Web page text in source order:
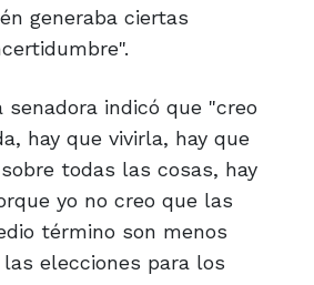
generaba ciertas
indicó que "creo
hay que vivirla, hay que
todas las cosas, hay
yo no creo que las
término son menos
elecciones para los